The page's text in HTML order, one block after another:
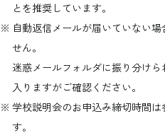
とを推奨しています。
自動返信メールが届いていない
せん。
迷惑メールフォルダに振り分け
入りますがご確認ください。
学校説明会のお申込み締切時間
す。